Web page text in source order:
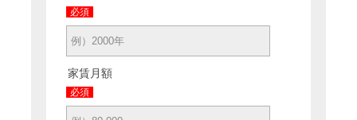
必須
家賃月額
必須